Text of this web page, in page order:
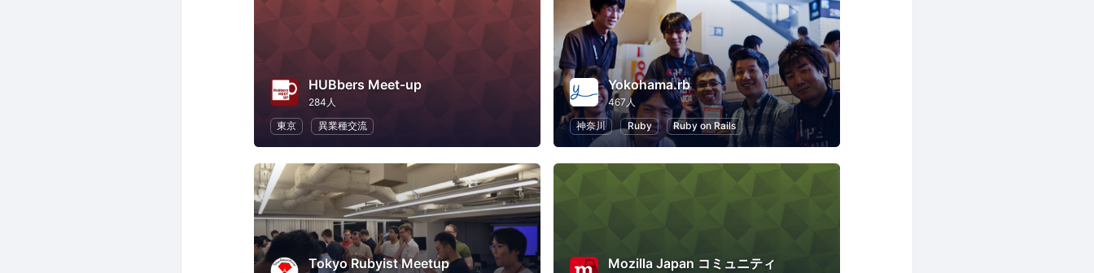
HUBbers Meet-up
284人
東京
異業種交流
Yokohama.rb
467人
神奈川
Ruby Ruby on Rails
Tokyo Rubyist Meetup Mozilla Japan コミュニティ